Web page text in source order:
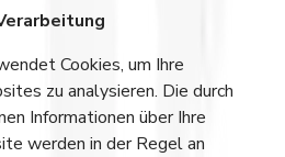
Cookies, um Ihre
zu analysieren. Die durch
Informationen über Ihre
werden in der Regel an